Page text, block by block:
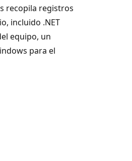
recopila registros
incluido .NET
equipo, un
para el